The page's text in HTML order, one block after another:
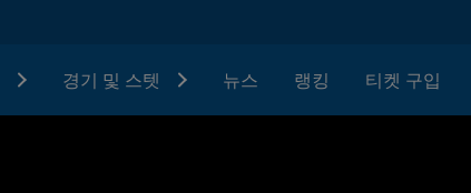
경기 및 스텟 뉴스 랭킹 티켓 구입